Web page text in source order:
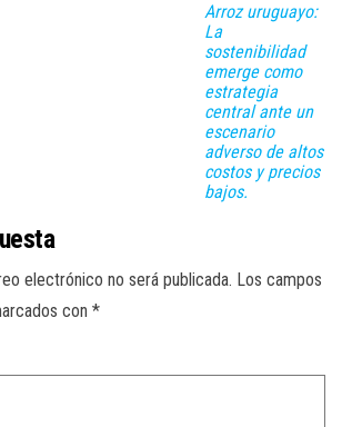
Arroz uruguayo:
La
sostenibilidad
emerge como
estrategia
central ante un
escenario
adverso de altos
costos y precios
bajos.
electrónico no será publicada. Los campos
con *